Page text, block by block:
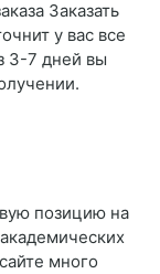
Заказать
у вас все
3-7 дней вы
позицию на
много